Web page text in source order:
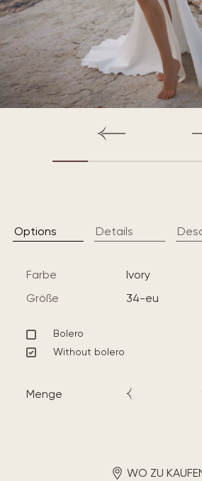
Options Details
Farbe
ivory
Größe
34-eu
Bolero
Without bolero
Menge
WO ZU